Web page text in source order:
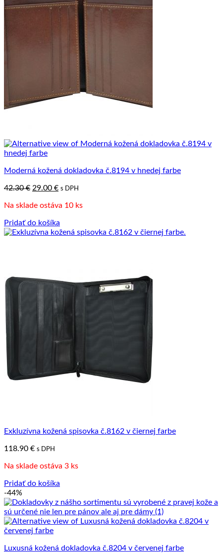
Moderná kožená dokladovka č.8194 v hnedej farbe
42.30€ Pôvodná
bola:
29.00 €Aktuálna
je:
s DPH
Na sklade ostáva 10 ks
Pridať do košíka
Exkluzívna kožená spisovka č.8162 v čiernej farbe
118.90 € s DPH
Na sklade ostáva 3 ks
Pridať do košíka
-44%
Luxusná kožená dokladovka č.8204 v červenej farbe